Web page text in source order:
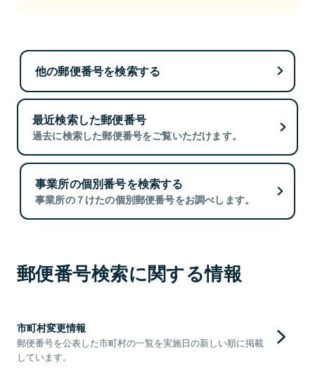
他の郵便番号を検索する
最近検索した郵便番号
過去に検索した郵便番号をご覧いただけます。
事業所の個別番号を検索する
事業所の７けたの個別郵便番号をお調べします。
郵便番号検索に関する情報
市町村変更情報
郵便番号を公表した市町村の一覧を実施日の新しい順に掲載
しています。